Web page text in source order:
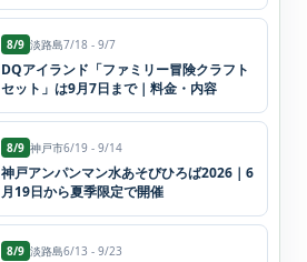
8/9 淡路島7/18 - 9/7
DQアイランド「ファミリー冒険クラフト
セット」は9月7日まで｜料金・内容
8/9 神戸市6/19 - 9/14
神戸アンパンマン水あそびひろば2026｜6
月19日から夏季限定で開催
8/9 淡路島6/13 - 9/23